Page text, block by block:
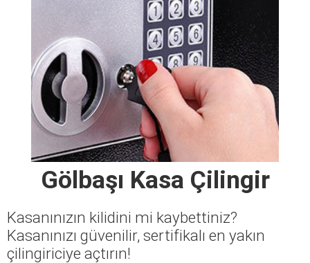
Gölbaşı Kasa Çilingir
Kasanınızın kilidini mi kaybettiniz?
Kasanınızı güvenilir, sertifikalı en yakın
çilingiriciye açtırın!